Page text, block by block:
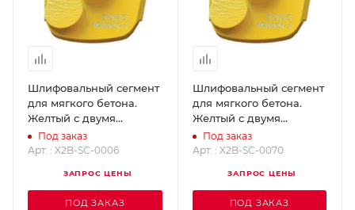
Шлифовальный сегмент
для мягкого бетона.
Желтый с двумя
кнопками - Grit 6
SUPERABRASIVE X2B-
Под заказ
Арт. : X2B-SC-0006
ЗАПРОС ЦЕНЫ
ПОД ЗАКАЗ
Шлифовальный сегмент
для мягкого бетона.
Желтый с двумя
кнопками - Grit 70
SUPERABRASIVE X2B-
Под заказ
Арт. : X2B-SC-0070
ЗАПРОС ЦЕНЫ
ПОД ЗАКАЗ